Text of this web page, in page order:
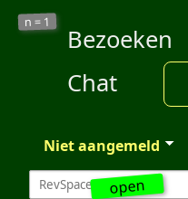
open
n = 1
Bezoeken
Chat
Niet aangemeld